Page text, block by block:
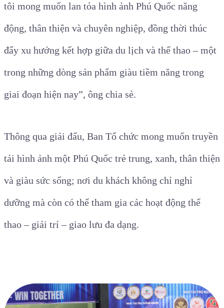
tôi mong muốn lan tỏa hình ảnh Phú Quốc năng
động, thân thiện và chuyên nghiệp, đồng thời thúc
đẩy xu hướng kết hợp giữa du lịch và thể thao – một
trong những dòng sản phẩm giàu tiềm năng trong
giai đoạn hiện nay”, ông chia sẻ.
Thông qua giải đấu, Ban Tổ chức mong muốn truyền
tải hình ảnh một Phú Quốc trẻ trung, xanh, thân thiện
và giàu sức sống; nơi du khách không chỉ nghỉ
dưỡng mà còn có thể tham gia các hoạt động thể
thao – giải trí – giao lưu đa dạng.